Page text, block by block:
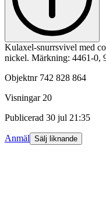
Kulaxel-snurrsvivel med
nickel. Märkning: 4461-0,
Objektnr 742 828 864
Visningar 20
Publicerad 30 jul 21:35
Anmäl Sälj liknande